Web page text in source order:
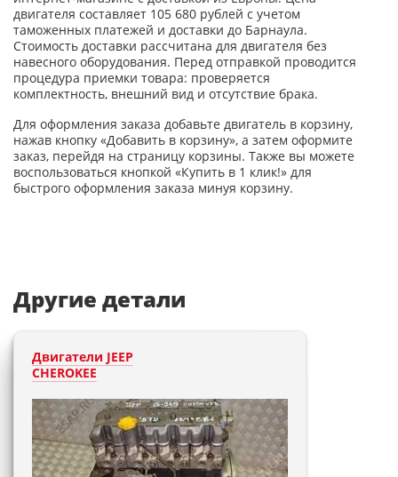
двигателя составляет 105 680 рублей с учетом
таможенных платежей и доставки до Барнаула.
Стоимость доставки рассчитана для двигателя без
навесного оборудования. Перед отправкой проводится
процедура приемки товара: проверяется
комплектность, внешний вид и отсутствие брака.
Для оформления заказа добавьте двигатель в корзину,
нажав кнопку «Добавить в корзину», а затем оформите
заказ, перейдя на страницу корзины. Также вы можете
воспользоваться кнопкой «Купить в 1 клик!» для
быстрого оформления заказа минуя корзину.
Другие детали
Двигатели JEEP
CHEROKEE